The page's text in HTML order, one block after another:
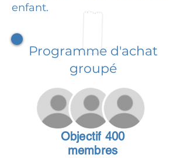
enfant.
Programme d'achat
groupé
Objectif 400
membres